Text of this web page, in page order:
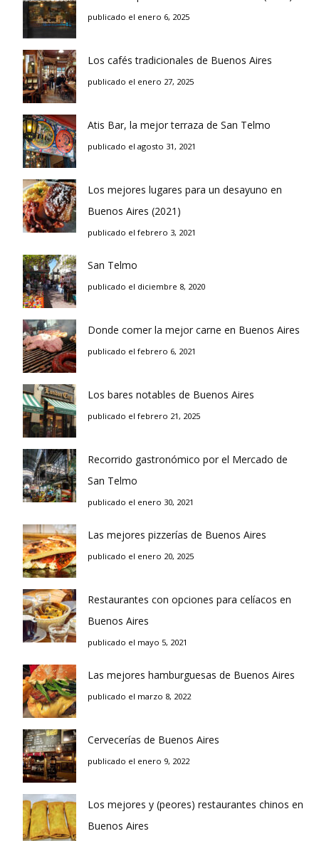
publicado el enero 6, 2025
Los cafés tradicionales de Buenos Aires
publicado el enero 27, 2025
Atis Bar, la mejor terraza de San Telmo
publicado el agosto 31, 2021
Los mejores lugares para un desayuno en
Buenos Aires (2021)
publicado el febrero 3, 2021
San Telmo
publicado el diciembre 8, 2020
Donde comer la mejor carne en Buenos Aires
publicado el febrero 6, 2021
Los bares notables de Buenos Aires
publicado el febrero 21, 2025
Recorrido gastronómico por el Mercado de
San Telmo
publicado el enero 30, 2021
Las mejores pizzerías de Buenos Aires
publicado el enero 20, 2025
Restaurantes con opciones para celíacos en
Buenos Aires
publicado el mayo 5, 2021
Las mejores hamburguesas de Buenos Aires
publicado el marzo 8, 2022
Cervecerías de Buenos Aires
publicado el enero 9, 2022
Los mejores y (peores) restaurantes chinos en
Buenos Aires